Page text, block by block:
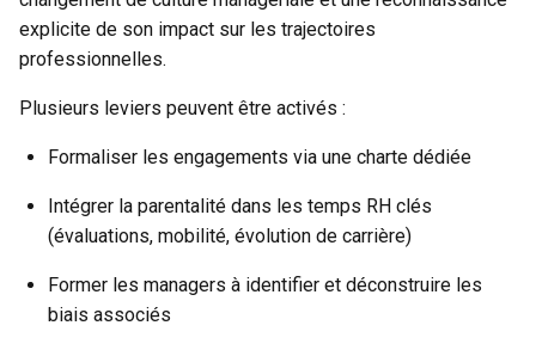
explicite de son impact sur les trajectoires
professionnelles.
Plusieurs leviers peuvent être activés :
Formaliser les engagements via une charte dédiée
Intégrer la parentalité dans les temps RH clés
(évaluations, mobilité, évolution de carrière)
Former les managers à identifier et déconstruire les
biais associés